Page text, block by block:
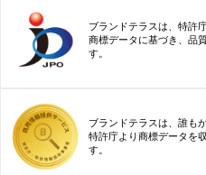
ブランドテラスは、特許
商標データに基づき、品
す。
ブランドテラスは、誰も
特許庁より商標データを
す。